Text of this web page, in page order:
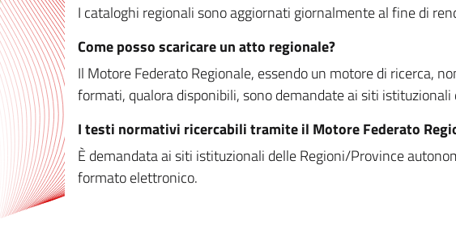
I cataloghi regionali sono aggiornati giornalmente al fine di
Come posso scaricare un atto regionale?
Il Motore Federato Regionale, essendo un motore di ricerca,
formati, qualora disponibili, sono demandate ai siti
I testi normativi ricercabili tramite il Motore Federato
È demandata ai siti istituzionali delle Regioni/Province
formato elettronico.